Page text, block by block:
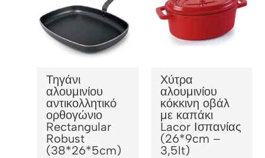
Τηγάνι
αλουμινίου
αντικολλητικό
ορθογώνιο
Rectangular
Robust
(38*26*5cm)
Χύτρα
αλουμινίου
κόκκινη οβάλ
με καπάκι
Lacor Ισπανίας
(26*9cm –
3,5lt)